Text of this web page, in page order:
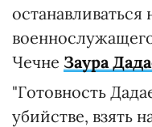
Чечне Заура
"Готовность
убийстве, взять